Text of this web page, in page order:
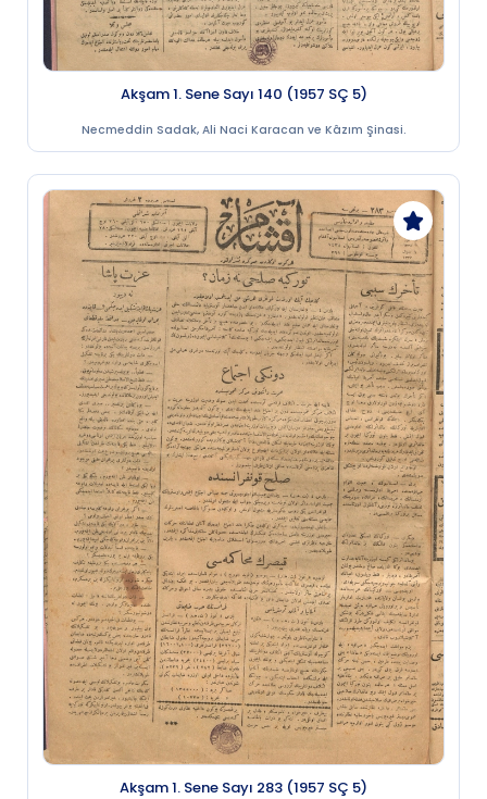
Akşam 1. Sene Sayı 140 (1957 SÇ 5)
Necmeddin Sadak, Ali Naci Karacan ve Kâzım Şinasi.
Akşam 1. Sene Sayı 283 (1957 SÇ 5)